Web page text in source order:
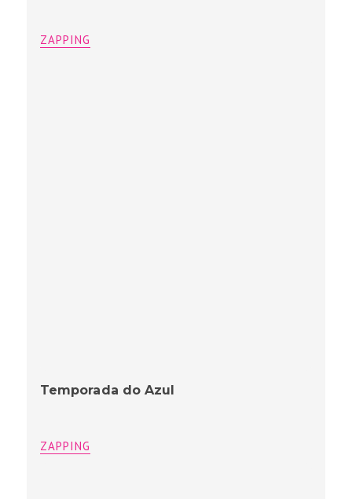
ZAPPING
Temporada do Azul
ZAPPING